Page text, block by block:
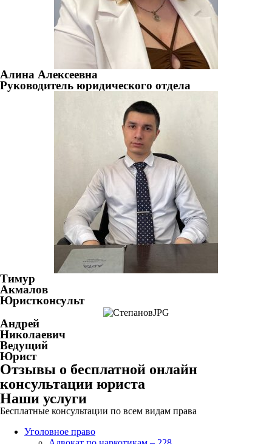
Алина Алексеевна
Руководитель юридического отдела
Тимур
Акмалов
Юристконсульт
Андрей
Николаевич
Ведущий
Юрист
Отзывы о бесплатной онлайн
консультации юриста
Наши услуги
Бесплатные консультации по всем видам права
Уголовное право